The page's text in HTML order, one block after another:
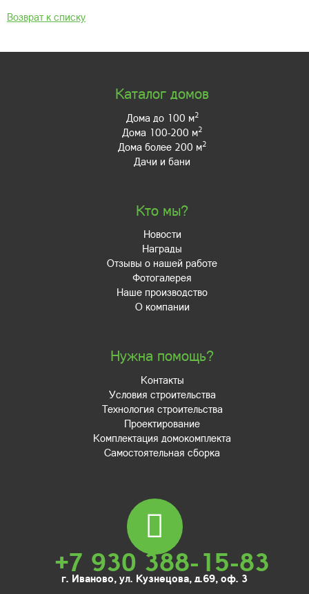
Возврат к списку
Каталог домов
Дома до 100 м2
Дома 100-200 м2
Дома более 200 м2
Дачи и бани
Кто мы?
Новости
Награды
Отзывы о нашей работе
Фотогалерея
Наше производство
О компании
Нужна помощь?
Контакты
Условия строительства
Технология строительства
Проектирование
Комплектация домокомплекта
Самостоятельная сборка
+7 930 388-15-83
г. Иваново, ул. Кузнецова, д.69, оф. 3